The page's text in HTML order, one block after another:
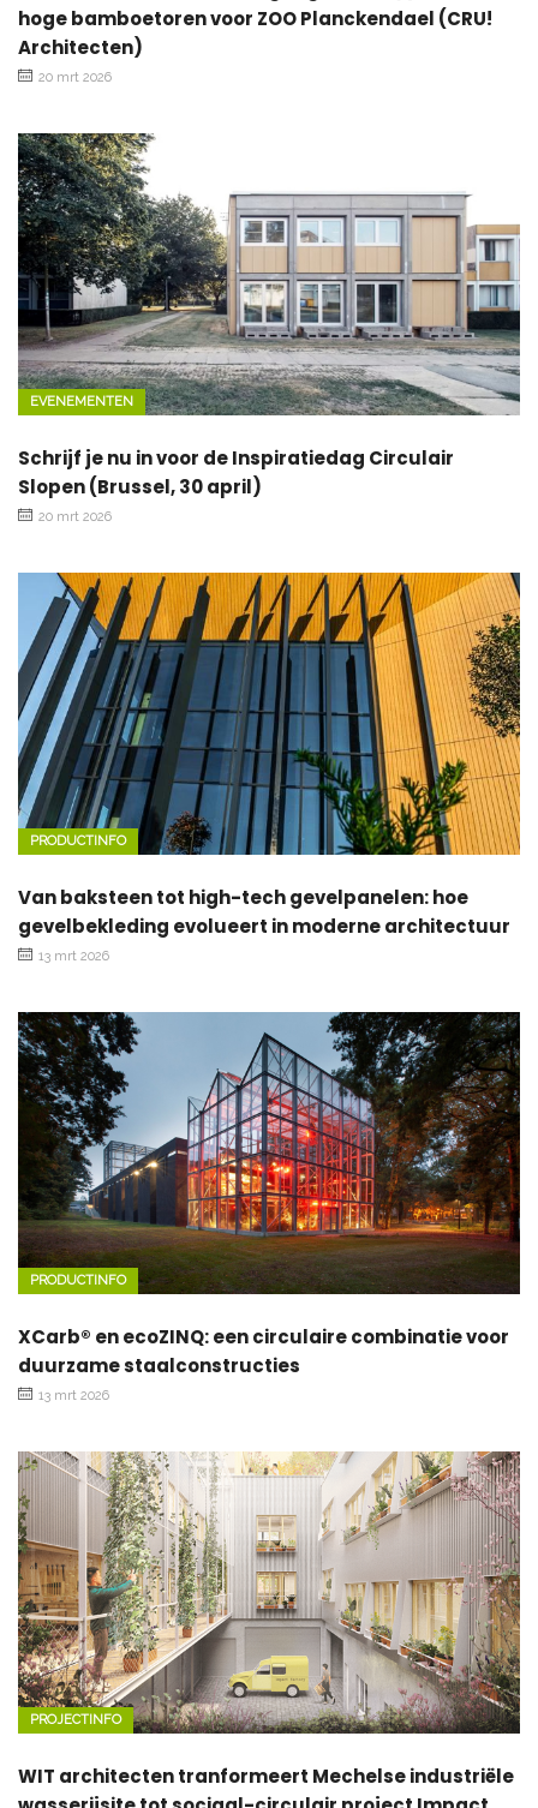
hoge bamboetoren voor ZOO Planckendael (CRU!
Architecten)
20 mrt 2026
EVENEMENTEN
Schrijf je nu in voor de Inspiratiedag Circulair
Slopen (Brussel, 30 april)
20 mrt 2026
PRODUCTINFO
Van baksteen tot high-tech gevelpanelen: hoe
gevelbekleding evolueert in moderne architectuur
13 mrt 2026
PRODUCTINFO
XCarb® en ecoZINQ: een circulaire combinatie voor
duurzame staalconstructies
13 mrt 2026
PROJECTINFO
WIT architecten tranformeert Mechelse industriële